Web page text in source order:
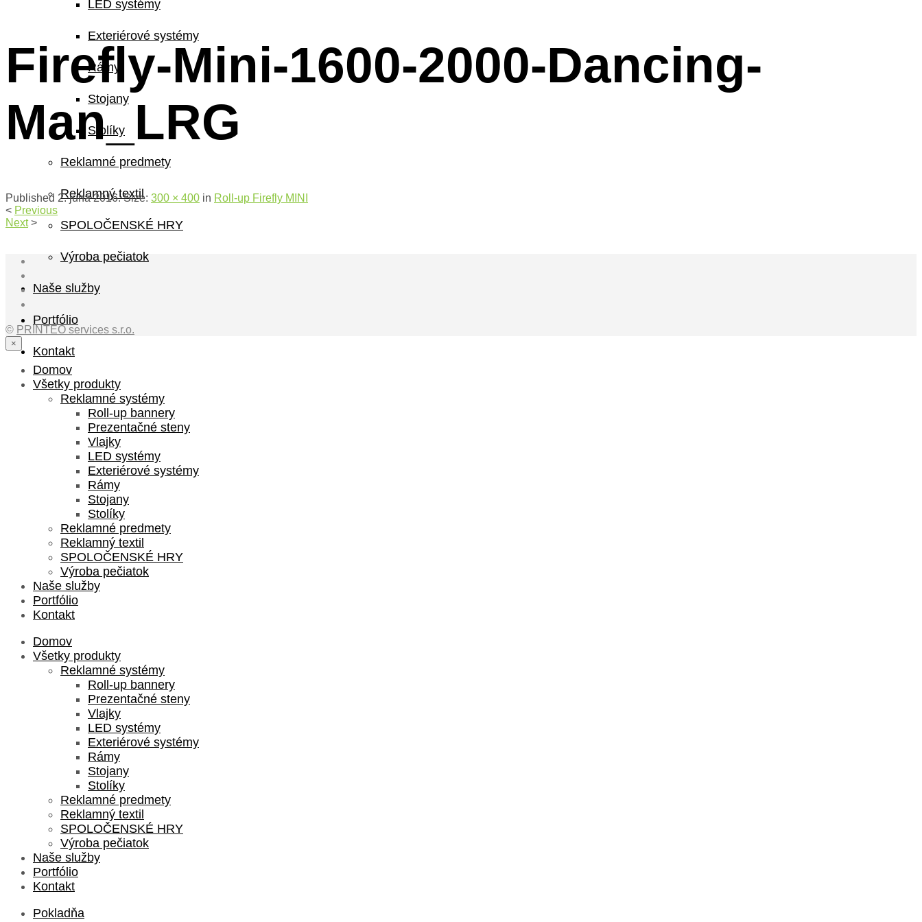
LED systémy
Exteriérové systémy
Rámy
Stojany
Stolíky
Reklamné predmety
Reklamný textil
SPOLOČENSKÉ HRY
Výroba pečiatok
Naše služby
Portfólio
Kontakt
Firefly-Mini-1600-2000-Dancing-
Man_LRG
Published 2. júna 2016. Size: 300 × 400 in Roll-up Firefly MINI
< Previous
Next >
© PRINTEO services s.r.o.
×
Domov
Všetky produkty
Reklamné systémy
Roll-up bannery
Prezentačné steny
Vlajky
LED systémy
Exteriérové systémy
Rámy
Stojany
Stolíky
Reklamné predmety
Reklamný textil
SPOLOČENSKÉ HRY
Výroba pečiatok
Naše služby
Portfólio
Kontakt
Domov
Všetky produkty
Reklamné systémy
Roll-up bannery
Prezentačné steny
Vlajky
LED systémy
Exteriérové systémy
Rámy
Stojany
Stolíky
Reklamné predmety
Reklamný textil
SPOLOČENSKÉ HRY
Výroba pečiatok
Naše služby
Portfólio
Kontakt
Pokladňa